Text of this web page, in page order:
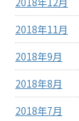
2018年11月
2018年9月
2018年8月
2018年7月